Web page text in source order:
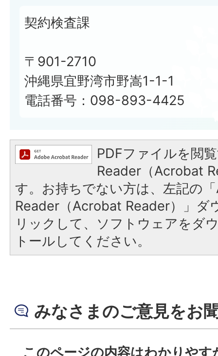
契約検査課
〒901-2710
沖縄県宜野湾市野嵩1-1-1
電話番号：098-893-4425
PDFファイルを閲
Reader（Acrobat
す。お持ちでない方は、左記の
Reader（Acrobat Reader）」ダ
リックして、ソフトウェアをダ
トールしてください。
みなさまのご意見をお
このページの内容はわかりやす